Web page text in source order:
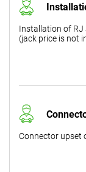
Installation of RJ
(jack price is not
Connector upset